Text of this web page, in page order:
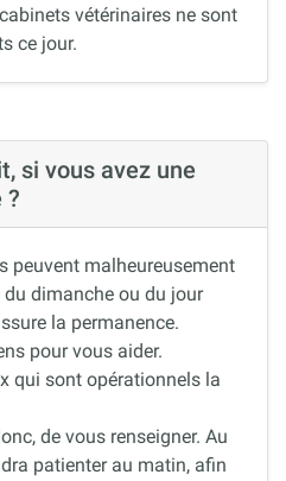
vétérinaires ne sont
ce jour.
si vous avez une
?
peuvent malheureusement
du dimanche ou du jour
la permanence.
pour vous aider.
qui sont opérationnels la
de vous renseigner. Au
patienter au matin, afin